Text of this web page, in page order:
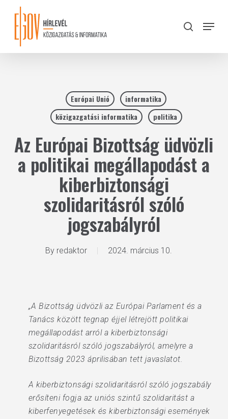
content
search
Menu
Európai Unió
informatika
közigazgatási informatika
politika
Az Európai Bizottság üdvözli
a politikai megállapodást a
kiberbiztonsági
szolidaritásról szóló
jogszabályról
By redaktor 2024. március 10.
„A Bizottság üdvözli az Európai Parlament és a
Tanács között tegnap éjjel létrejött politikai
megállapodást arról a kiberbiztonsági
szolidaritásról szóló jogszabályról, amelyre a
Bizottság 2023 áprilisában tett javaslatot.
A kiberbiztonsági szolidaritásról szóló jogszabály
erősíteni fogja az uniós szintű szolidaritást a
kiberfenyegetések és kiberbiztonsági események
Close